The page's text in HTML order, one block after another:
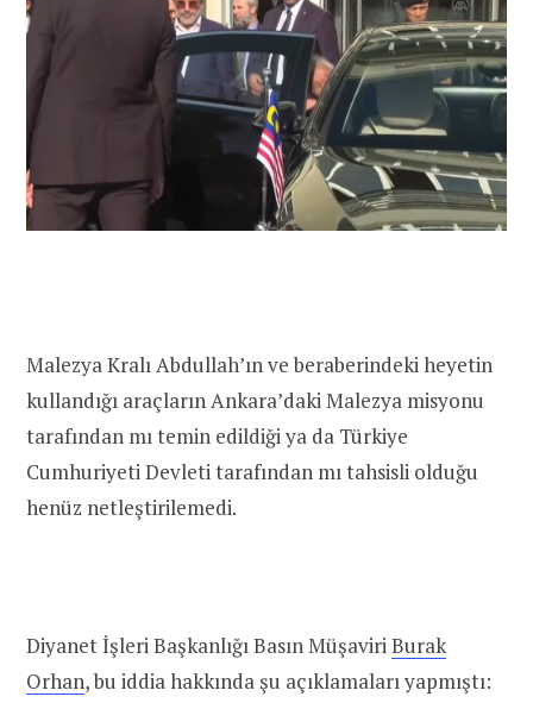
Malezya Kralı Abdullah’ın ve beraberindeki heyetin
kullandığı araçların Ankara’daki Malezya misyonu
tarafından mı temin edildiği ya da Türkiye
Cumhuriyeti Devleti tarafından mı tahsisli olduğu
henüz netleştirilemedi.
Diyanet İşleri Başkanlığı Basın MüşaviriBurak
Orhan, bu iddia hakkında şu açıklamaları yapmıştı: